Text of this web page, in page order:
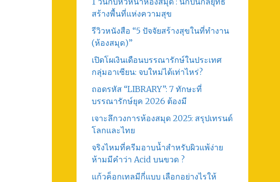
สร้างพื้นที่แห่งความสุข
รีวิวหนังสือ “5 ปัจจัยสร้างสุขในที่ทำงาน
(ห้องสมุด)”
เปิดโผเงินเดือนบรรณารักษ์ในประเทศ
กลุ่มอาเซียน: จบใหม่ได้เท่าไหร่?
ถอดรหัส “LIBRARY”: 7 ทักษะที่
บรรณารักษ์ยุค 2026 ต้องมี
เจาะลึกวงการห้องสมุด 2025: สรุปเทรนด์
โลกและไทย
จริงไหมที่ครีมอาบน้ำสำหรับผิวแพ้ง่าย
ห้ามมีคำว่า Acid บนขวด ?
แก้วค็อกเทลมีกี่แบบ เลือกอย่างไรให้